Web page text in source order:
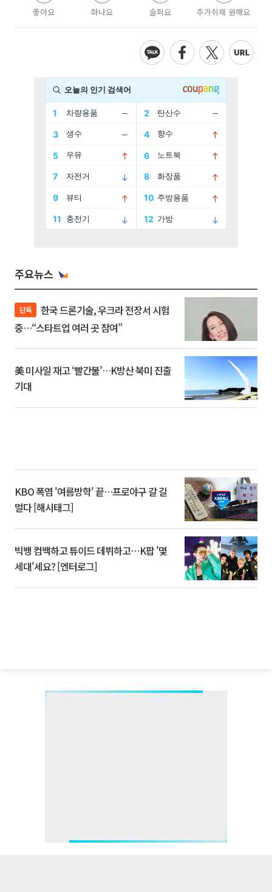
좋아요 화나요 슬퍼요 추가취재 원해요
주요뉴스
단독
중…“스타트업 여러 곳 참여”
美 미사일 재고 ‘빨간불’…K방산 북미 진출
기대
KBO 폭염 '여름방학' 끝…프로야구 갈 길
멀다 [해시태그]
빅뱅 컴백하고 튜이드 데뷔하고⋯K팝 '몇
세대'세요? [엔터로그]